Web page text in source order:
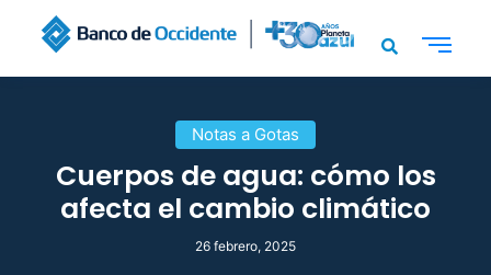
Notas a Gotas
Cuerpos de agua: cómo los
afecta el cambio climático
26 febrero, 2025